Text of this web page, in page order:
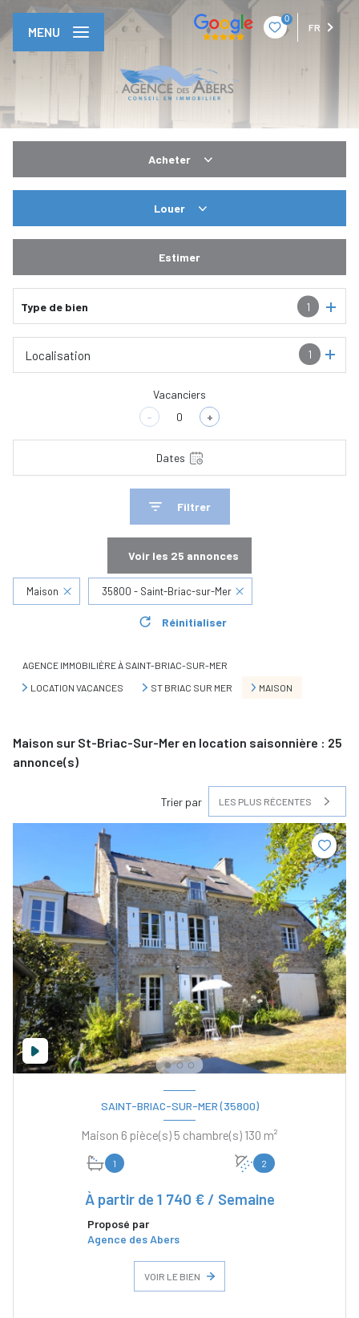
0
FR
MENU
Acheter
Louer
Estimer
Type de bien 1
1
Localisation
Vacanciers
-
+
Dates
Filtrer
Voir les 25 annonces
Maison 35800 - Saint-Briac-sur-Mer
Réinitialiser
AGENCE IMMOBILIÈRE À SAINT-BRIAC-SUR-MER
LOCATION VACANCES
ST BRIAC SUR MER MAISON
Maison sur St-Briac-Sur-Mer en location saisonnière : 25
annonce(s)
Trier par LES PLUS RÉCENTES
SAINT-BRIAC-SUR-MER (35800)
Maison 6 pièce(s) 5 chambre(s) 130 m²
1 2
À partir de 1 740 € / Semaine
Proposé par
Agence des Abers
VOIR LE BIEN